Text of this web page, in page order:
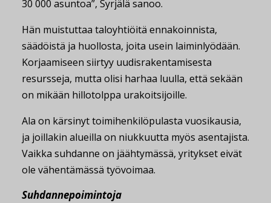
30 000 asuntoa”, Syrjälä sanoo.
Hän muistuttaa taloyhtiöitä ennakoinnista,
säädöistä ja huollosta, joita usein laiminlyödään.
Korjaamiseen siirtyy uudisrakentamisesta
resursseja, mutta olisi harhaa luulla, että sekään
on mikään hillotolppa urakoitsijoille.
Ala on kärsinyt toimihenkilöpulasta vuosikausia,
ja joillakin alueilla on niukkuutta myös asentajista.
Vaikka suhdanne on jäähtymässä, yritykset eivät
ole vähentämässä työvoimaa.
Suhdannepoimintoja